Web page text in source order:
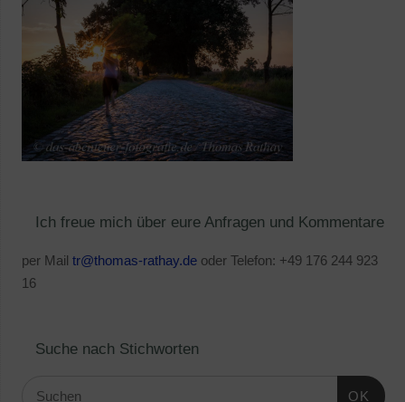
Ich freue mich über eure Anfragen und Kommentare
per Mail tr@thomas-rathay.deoder Telefon: +49 176 244 923
16
Suche nach Stichworten
OK